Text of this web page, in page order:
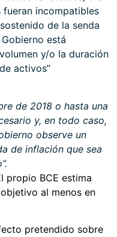
fueran incompatibles
de la senda
está
y/o la duración
activos”
de 2018 o hasta una
y, en todo caso,
observe un
de inflación que sea
propio BCE estima
al menos en
pretendido sobre